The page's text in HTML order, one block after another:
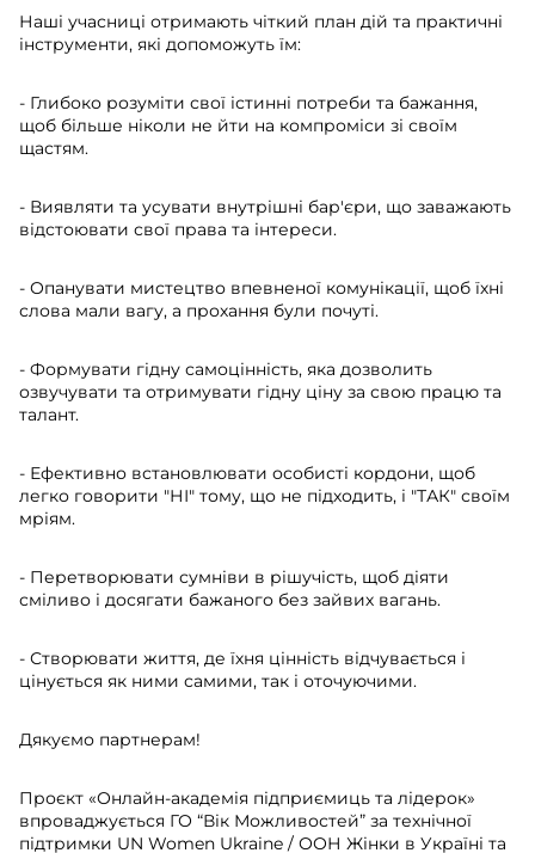
Наші учасниці отримають чіткий план дій та практичні
інструменти, які допоможуть їм:
- Глибоко розуміти свої істинні потреби та бажання,
щоб більше ніколи не йти на компроміси зі своїм
щастям.
- Виявляти та усувати внутрішні бар'єри, що заважають
відстоювати свої права та інтереси.
- Опанувати мистецтво впевненої комунікації, щоб їхні
слова мали вагу, а прохання були почуті.
- Формувати гідну самоцінність, яка дозволить
озвучувати та отримувати гідну ціну за свою працю та
талант.
- Ефективно встановлювати особисті кордони, щоб
легко говорити "НІ" тому, що не підходить, і "ТАК" своїм
мріям.
- Перетворювати сумніви в рішучість, щоб діяти
сміливо і досягати бажаного без зайвих вагань.
- Створювати життя, де їхня цінність відчувається і
цінується як ними самими, так і оточуючими.
Дякуємо партнерам!
Проєкт «Онлайн-академія підприємиць та лідерок»
впроваджується ГО “Вік Можливостей” за технічної
підтримки UN Women Ukraine / ООН Жінки в Україні та